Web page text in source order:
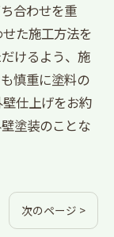
合わせを重
た施工方法を
けるよう、施
慎重に塗料の
仕上げをお約
塗装のことな
次のページ >